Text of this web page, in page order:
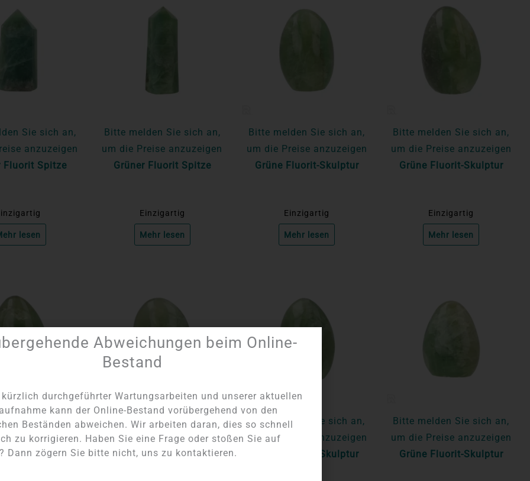
Sie sich an,
anzuzeigen
Fluorit Spitze
lesen
Bitte melden Sie sich an,
um die Preise anzuzeigen
Grüner Fluorit Spitze
Einzigartig
Mehr lesen
Bitte melden Sie sich an,
um die Preise anzuzeigen
Grüne Fluorit-Skulptur
Einzigartig
Mehr lesen
Bitte melden Sie sich an,
um die Preise anzuzeigen
Grüne Fluorit-Skulptur
Einzigartig
Mehr lesen
Sie sich an,
anzuzeigen
Skulptur
Bitte melden Sie sich an,
um die Preise anzuzeigen
Grüne Fluorit-Skulptur
Bitte melden Sie sich an,
um die Preise anzuzeigen
Grüne Fluorit-Skulptur
Bitte melden Sie sich an,
um die Preise anzuzeigen
Grüne Fluorit-Skulptur
Abweichungen beim Online-
Bestand
durchgeführter Wartungsarbeiten und unserer aktuellen
kann der Online-Bestand vorübergehend von den
Beständen abweichen. Wir arbeiten daran, dies so schnell
zu korrigieren. Haben Sie eine Frage oder stoßen Sie auf
Dann zögern Sie bitte nicht, uns zu kontaktieren.